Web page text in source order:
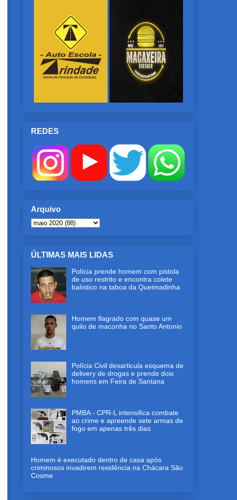
REDES
Arquivo
ÚLTIMAS MAIS LIDAS
Polícia prende homem com pistola
de uso restrito e encontra colete
balístico na taboa da Queimadinha
Homem flagrado com quase um
quilo de maconha no Santo Antonio
Polícia Civil desarticula esquema de
delivery de drogas e prende dois
homens em Feira de Santana
PMBA - CPR-L intensifica combate
ao crime e apreende sete armas de
fogo em apenas três dias
Homem é executado dentro de casa após
criminosos invadirem residência na Chácara São
Cosme